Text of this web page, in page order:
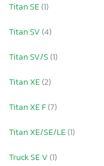
Titan SE(1)
Titan SV(4)
Titan SV/S(1)
Titan XE(2)
Titan XE F(7)
Titan XE/SE/LE(1)
Truck SE V(1)